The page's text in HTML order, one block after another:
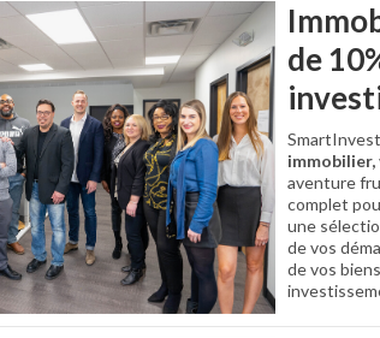
de
immobilier,
aventure
complet
une
de vos
de vos